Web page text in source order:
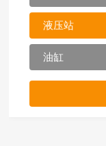
液压站
油缸